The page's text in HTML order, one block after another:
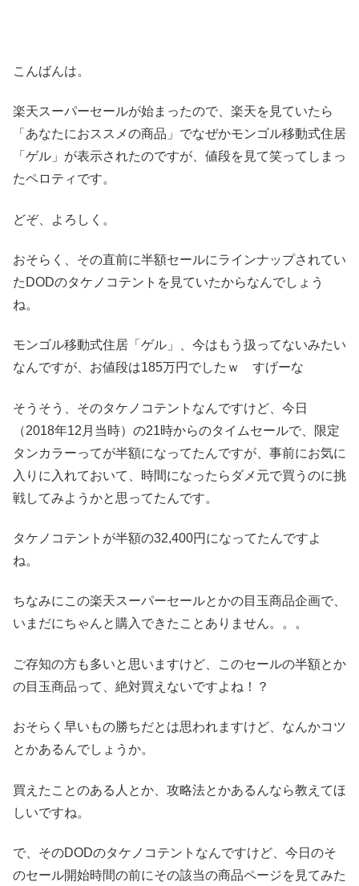
こんばんは。
楽天スーパーセールが始まったので、楽天を見ていたら
「あなたにおススメの商品」でなぜかモンゴル移動式住居
「ゲル」が表示されたのですが、値段を見て笑ってしまっ
たペロティです。
どぞ、よろしく。
おそらく、その直前に半額セールにラインナップされてい
たDODのタケノコテントを見ていたからなんでしょう
ね。
モンゴル移動式住居「ゲル」、今はもう扱ってないみたい
なんですが、お値段は185万円でしたｗ すげーな
そうそう、そのタケノコテントなんですけど、今日
（2018年12月当時）の21時からのタイムセールで、限定
タンカラーってが半額になってたんですが、事前にお気に
入りに入れておいて、時間になったらダメ元で買うのに挑
戦してみようかと思ってたんです。
タケノコテントが半額の32,400円になってたんですよ
ね。
ちなみにこの楽天スーパーセールとかの目玉商品企画で、
いまだにちゃんと購入できたことありません。。。
ご存知の方も多いと思いますけど、このセールの半額とか
の目玉商品って、絶対買えないですよね！？
おそらく早いもの勝ちだとは思われますけど、なんかコツ
とかあるんでしょうか。
買えたことのある人とか、攻略法とかあるんなら教えてほ
しいですね。
で、そのDODのタケノコテントなんですけど、今日のそ
のセール開始時間の前にその該当の商品ページを見てみた